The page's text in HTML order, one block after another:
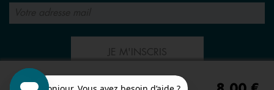
JE M'INSCRIS
SUIVEZ-NOUS